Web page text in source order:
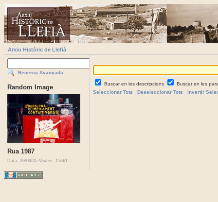
Arxiu Històric de Llefià
Recerca Avançada
Random Image
Rua 1987
Data: 26/09/05 Visites: 15661
Buscar en les descripcions
Buscar en les
Seleccionar Tots
Deseleccionar Tots Invertir